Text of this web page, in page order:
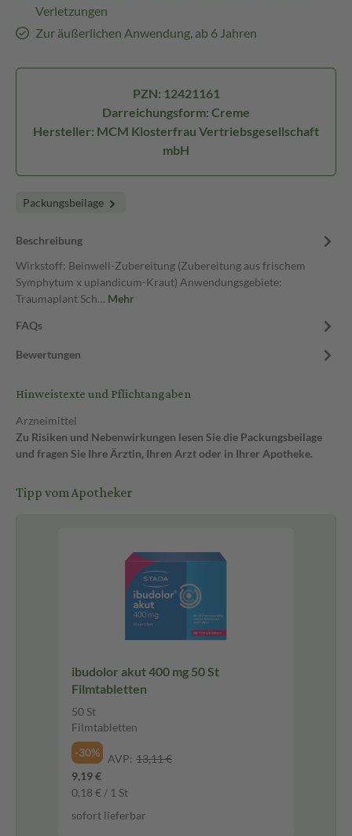
Verletzungen
Zur äußerlichen Anwendung, ab 6 Jahren
PZN: 12421161
Darreichungsform: Creme
Hersteller: MCM Klosterfrau Vertriebsgesellschaft
mbH
Packungsbeilage
Beschreibung
Wirkstoff: Beinwell-Zubereitung (Zubereitung aus frischem
Symphytum x uplandicum-Kraut) Anwendungsgebiete:
Traumaplant Sch… Mehr
FAQs
Bewertungen
Hinweistexte und Pflichtangaben
Arzneimittel
Zu Risiken und Nebenwirkungen lesen Sie die Packungsbeilage
und fragen Sie Ihre Ärztin, Ihren Arzt oder in Ihrer Apotheke.
Tipp vom Apotheker
ibudolor akut 400 mg 50 St
Filmtabletten
50 St
Filmtabletten
-30%
AVP: 13,11 €
9,19 €
0,18 € / 1 St
sofort lieferbar